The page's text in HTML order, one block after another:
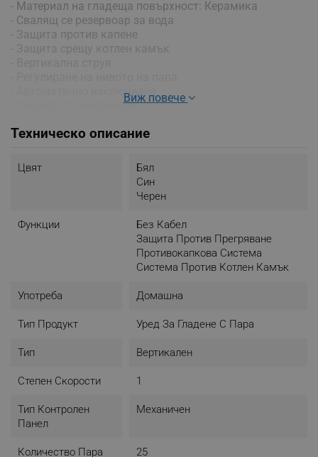
- Материал на гладеща повърхност: Керамика
- Свалящ се резервоар за вода
- Защита против капене
- Автоматично изключване
- Защита от прегряване
- Захранващо напрежение: 220-240 V
- Тегло: 0.9 кг
- Дължина на кабел: 193 см
Четка за текстил
Чаша
Виж повече
Техническо описание
Цвят
Бял
Син
Черен
Функции
Без Кабел
Защита Против Прегряване
Противокапкова Система
Система Против Котлен Камък
Употреба Домашна
Тип Продукт Уред За Гладене С Пара
Тип Вертикален
Степен Скорости 1
Тип Контролен
Панел
Механичен
Количество Пара 25